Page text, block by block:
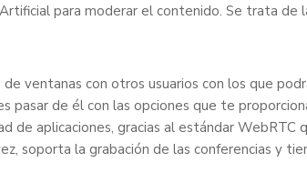
para moderar el contenido. Se trata de
ventanas con otros usuarios con los que
pasar de él con las opciones que te
aplicaciones, gracias al estándar WebRTC
soporta la grabación de las conferencias y